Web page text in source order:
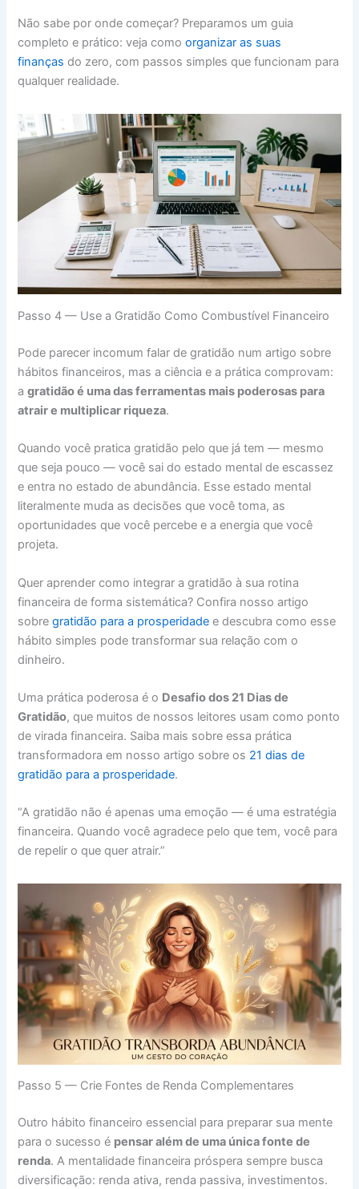
Não sabe por onde começar? Preparamos um guia
completo e prático: veja comoorganizar as suas
finanças do zero, com passos simples que funcionam para
qualquer realidade.
Passo 4 — Use a Gratidão Como Combustível Financeiro
Pode parecer incomum falar de gratidão num artigo sobre
hábitos financeiros, mas a ciência e a prática comprovam:
agratidão é uma das ferramentas mais poderosas para
atrair e multiplicar riqueza.
Quando você pratica gratidão pelo que já tem — mesmo
que seja pouco — você sai do estado mental de escassez
e entra no estado de abundância. Esse estado mental
literalmente muda as decisões que você toma, as
oportunidades que você percebe e a energia que você
projeta.
Quer aprender como integrar a gratidão à sua rotina
financeira de forma sistemática? Confira nosso artigo
sobregratidão para a prosperidade e descubra como esse
hábito simples pode transformar sua relação com o
dinheiro.
Uma prática poderosa é o Desafio dos 21 Dias de
Gratidão, que muitos de nossos leitores usam como ponto
de virada financeira. Saiba mais sobre essa prática
transformadora em nosso artigo sobre os 21 dias de
gratidão para a prosperidade.
“A gratidão não é apenas uma emoção — é uma estratégia
financeira. Quando você agradece pelo que tem, você para
de repelir o que quer atrair.”
Passo 5 — Crie Fontes de Renda Complementares
Outro hábito financeiro essencial para preparar sua mente
para o sucesso é pensar além de uma única fonte de
renda. A mentalidade financeira próspera sempre busca
diversificação: renda ativa, renda passiva, investimentos.